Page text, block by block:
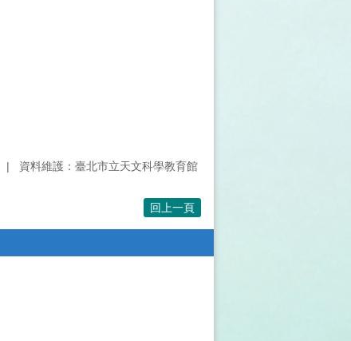
資料維護：臺北市立天文科學教育館
回上一頁